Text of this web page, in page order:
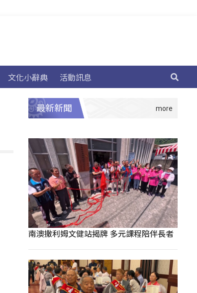
文化小辭典 活動訊息
最新新聞
南澳撒利姆文健站揭牌 多元課程陪伴長者